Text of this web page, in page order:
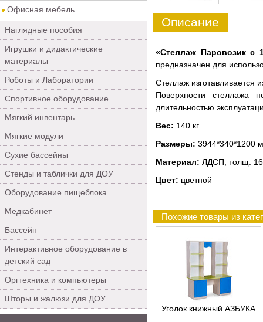
Офисная мебель
Наглядные пособия
Игрушки и дидактические
материалы
Роботы и Лаборатории
Спортивное оборудование
Мягкий инвентарь
Мягкие модули
Сухие бассейны
Стенды и таблички для ДОУ
Оборудование пищеблока
Медкабинет
Бассейн
Интерактивное оборудование в
детский сад
Оргтехника и компьютеры
Шторы и жалюзи для ДОУ
0 1
Описание
«Стеллаж Паровозик с
предназначен для
Стеллаж изготавливается
Поверхности стеллажа
длительностью
Вес: 140 кг
Размеры: 3944*340*1200
Материал: ЛДСП, толщ.
Цвет: цветной
Похожие товары из
Уголок книжный АЗБУКА